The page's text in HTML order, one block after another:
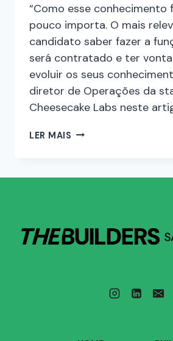
“Como esse conhecimento
pouco importa. O mais
candidato saber fazer a
será contratado e ter
evoluir os seus
diretor de Operações da
Cheesecake Labs neste
LER MAIS